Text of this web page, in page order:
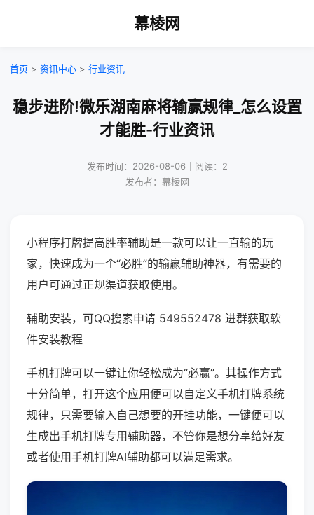
幕棱网
首页 > 资讯中心 > 行业资讯
稳步进阶!微乐湖南麻将输赢规律_怎么设置
才能胜-行业资讯
发布时间：2026-08-06｜阅读：2
发布者：幕棱网
小程序打牌提高胜率辅助是一款可以让一直输的玩
家，快速成为一个“必胜”的输赢辅助神器，有需要的
用户可通过正规渠道获取使用。
辅助安装，可QQ搜索申请 549552478 进群获取软
件安装教程
手机打牌可以一键让你轻松成为“必赢”。其操作方式
十分简单，打开这个应用便可以自定义手机打牌系统
规律，只需要输入自己想要的开挂功能，一键便可以
生成出手机打牌专用辅助器，不管你是想分享给好友
或者使用手机打牌AI辅助都可以满足需求。